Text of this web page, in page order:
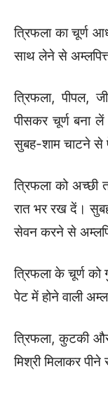
त्रिफला का चूर्ण
साथ लेने से
त्रिफला, पीपल,
पीसकर चूर्ण बना
सुबह-शाम चाटने से
त्रिफला को अच्छी
रात भर रख दें।
सेवन करने से
त्रिफला के चूर्ण
पेट में होने वाली
त्रिफला, कुटकी
मिश्री मिलाकर